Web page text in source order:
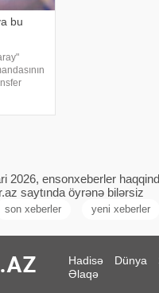
bu
2026, ensonxeberler
saytında öyrənə bilərsiz
son xeberler yeni xeberler
Hadisə Dünya
Əlaqə